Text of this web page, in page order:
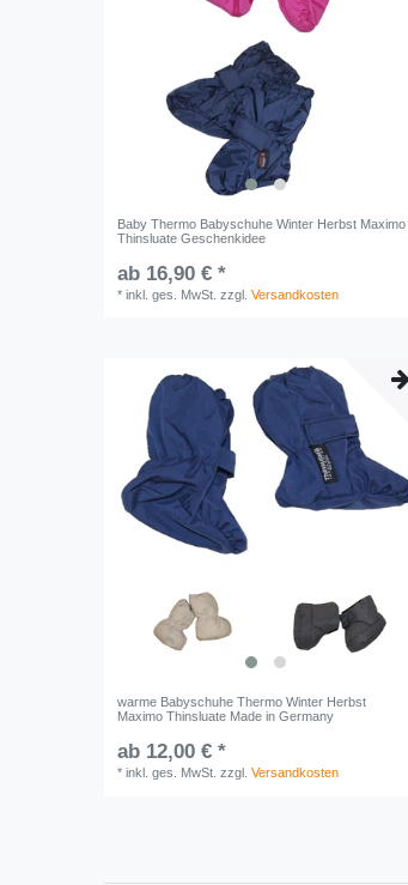
Baby Thermo Babyschuhe Winter Herbst Maximo
Thinsluate Geschenkidee
ab 16,90 € *
*inkl. ges. MwSt. zzgl.Versandkosten
warme Babyschuhe Thermo Winter Herbst
Maximo Thinsluate Made in Germany
ab 12,00 € *
*inkl. ges. MwSt. zzgl.Versandkosten